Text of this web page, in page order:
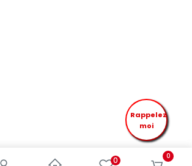
0 0
Rappelez
moi